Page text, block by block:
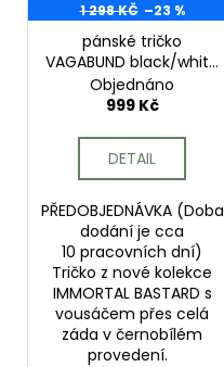
tr 1 298 KČ –23 %
pánské tričko
VAGABUND black/white
vousáč
Objednáno
999 Kč
DETAIL
PŘEDOBJEDNÁVKA (Doba
dodání je cca
10 pracovních dní)
Tričko z nové kolekce
IMMORTAL BASTARD s
vousáčem přes celá
záda v černobílém
provedení.
VGBND